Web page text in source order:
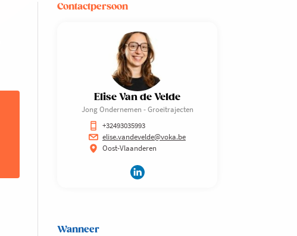
Contactpersoon
Elise Van de Velde
Jong Ondernemen - Groeitrajecten
+32493035993
elise.vandevelde@voka.be
Oost-Vlaanderen
Wanneer